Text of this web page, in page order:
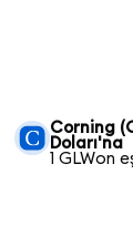
Corning
Doları'na
1 GLWon